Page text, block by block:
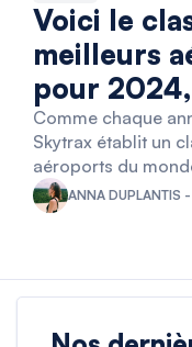
Voici le
meilleurs
pour
Comme chaque
Skytrax établit un
aéroports du
ANNA DUPLANTIS